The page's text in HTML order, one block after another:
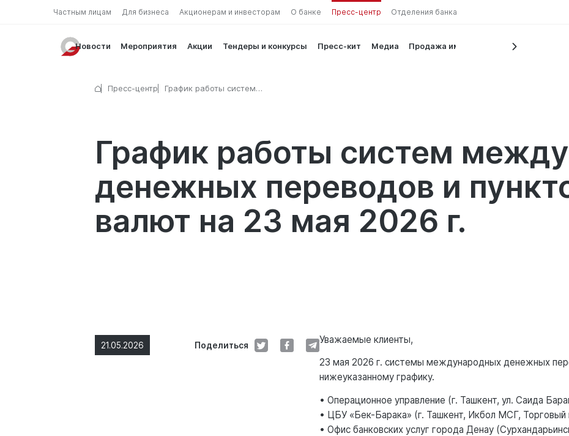
Частным лицам Для бизнеса Акционерам и инвесторам О банке Пресс-центр Отделения банка
Новости Мероприятия Акции Тендеры и конкурсы Пресс-кит Медиа Продажа имущества
Пресс-центр
График работы систем
График работы систем
денежных переводов и
валют на 23 мая 2026 г.
21.05.2026 Поделиться
Уважаемые клиенты,
23 мая 2026 г. системы международных денежных
нижеуказанному графику.
• Операционное управление (г. Ташкент, ул. Саида
• ЦБУ «Бек-Барака» (г. Ташкент, Икбол МСГ, Торговый
• Офис банковских услуг города Денау